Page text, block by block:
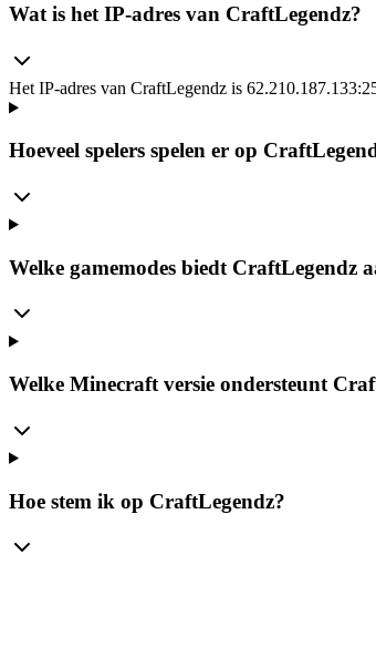
Wat is het IP-adres van CraftLegendz?
Het IP-adres van CraftLegendz is
Hoeveel spelers spelen er op
Welke gamemodes biedt CraftLegendz
Welke Minecraft versie ondersteunt
Hoe stem ik op CraftLegendz?